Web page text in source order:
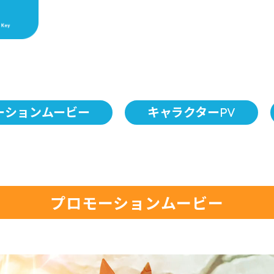
ションムービー キャラクターPV
プロモーションムービー